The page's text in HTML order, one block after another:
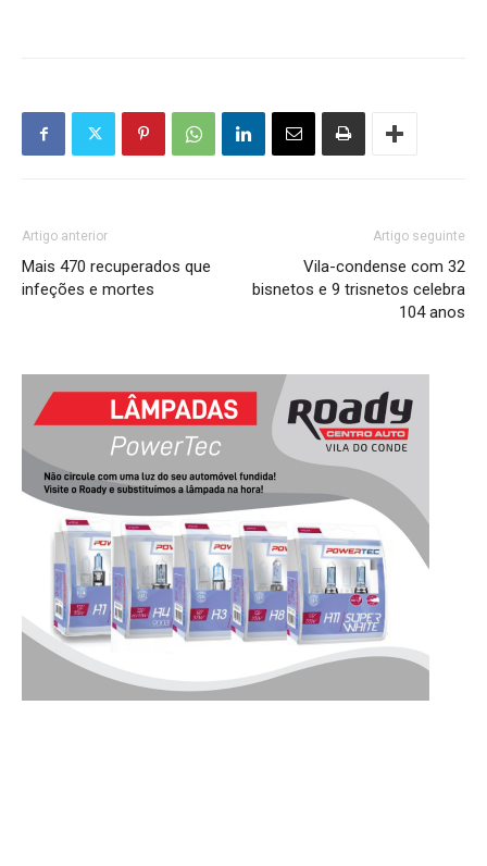
Artigo anterior
Mais 470 recuperados que
infeções e mortes
Artigo seguinte
Vila-condense com 32
bisnetos e 9 trisnetos celebra
104 anos